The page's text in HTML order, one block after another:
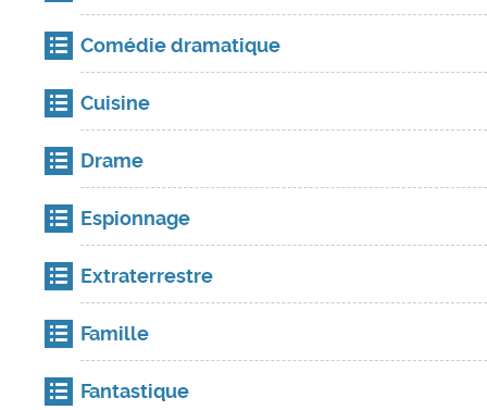
Comédie dramatique
Cuisine
Drame
Espionnage
Extraterrestre
Famille
Fantastique